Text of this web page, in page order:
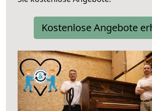
Kostenlose Angebote